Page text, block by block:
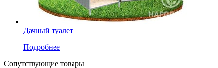
Дачный туалет
Подробнее
Сопутствующие товары